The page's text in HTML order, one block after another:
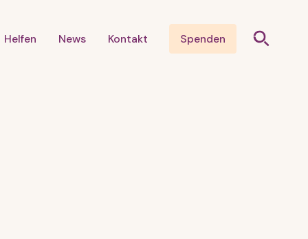
Helfen News Kontakt Spenden